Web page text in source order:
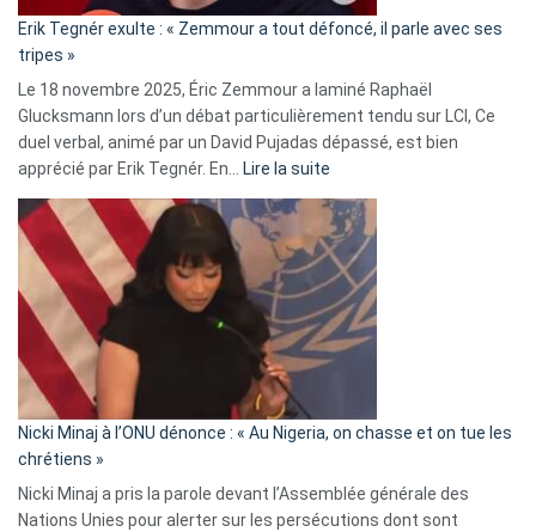
«
C’est
fake
news
»
Erik Tegnér exulte : « Zemmour a tout défoncé, il parle avec ses
tripes »
Le 18 novembre 2025, Éric Zemmour a laminé Raphaël
Glucksmann lors d’un débat particulièrement tendu sur LCI, Ce
duel verbal, animé par un David Pujadas dépassé, est bien
apprécié par Erik Tegnér. En…
Lire la suite
Tegnér
exulte
« Zemmour
a
tout
parle
ses
tripes »
Nicki Minaj à l’ONU dénonce : « Au Nigeria, on chasse et on tue les
chrétiens »
Nicki Minaj a pris la parole devant l’Assemblée générale des
Nations Unies pour alerter sur les persécutions dont sont